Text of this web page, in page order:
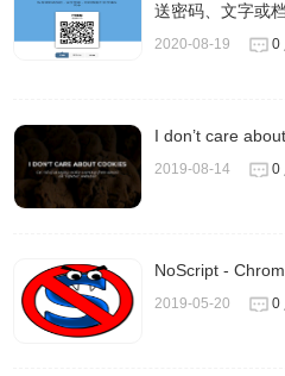
送密码、文字或
2020-08-19 0
I don’t care
2019-08-14 0
NoScript -
2019-05-20 0